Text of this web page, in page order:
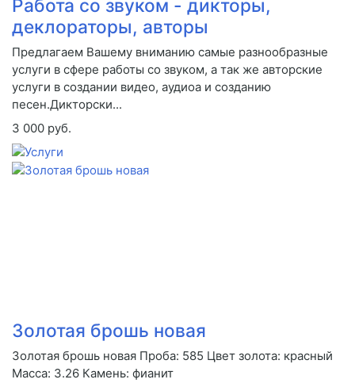
Работа со звуком - дикторы,
деклораторы, авторы
Предлагаем Вашему вниманию самые разнообразные
услуги в сфере работы со звуком, а так же авторские
услуги в создании видео, аудиоа и созданию
песен.Дикторски...
3 000 руб.
Золотая брошь новая
Золотая брошь новая Проба: 585 Цвет золота: красный
Масса: 3.26 Камень: фианит